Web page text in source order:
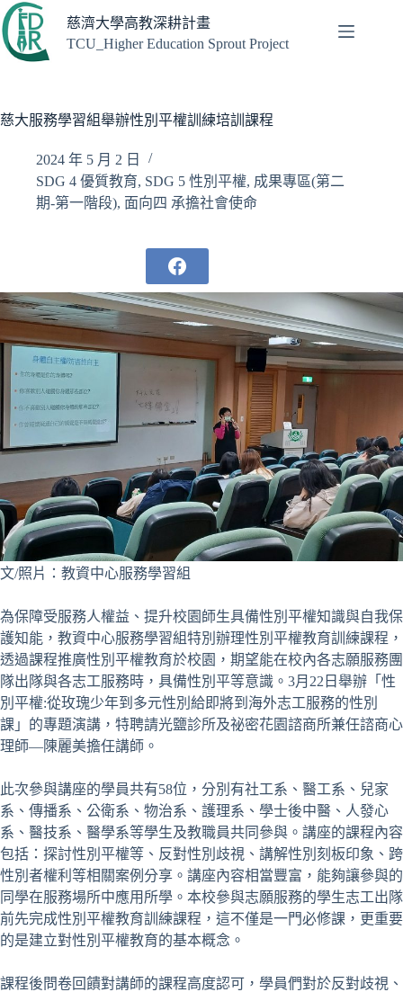
跳
至
主
容
慈濟大學高教深耕計畫
TCU_Higher Education Sprout Project
慈大服務學習組舉辦性別平權訓練培訓課程
2024 年 5 月 2 日
SDG 4 優質教育, SDG 5 性別平權, 成果專區(第二
期-第一階段), 面向四 承擔社會使命
文/照片：教資中心服務學習組
為保障受服務人權益、提升校園師生具備性別平權知識與自我保
護知能，教資中心服務學習組特別辦理性別平權教育訓練課程，
透過課程推廣性別平權教育於校園，期望能在校內各志願服務團
隊出隊與各志工服務時，具備性別平等意識。3月22日舉辦「性
別平權:從玫瑰少年到多元性別給即將到海外志工服務的性別
課」的專題演講，特聘請光鹽診所及祕密花園諮商所兼任諮商心
理師—陳麗美擔任講師。
此次參與講座的學員共有58位，分別有社工系、醫工系、兒家
系、傳播系、公衛系、物治系、護理系、學士後中醫、人發心
系、醫技系、醫學系等學生及教職員共同參與。講座的課程內容
包括：探討性別平權等、反對性別歧視、講解性別刻板印象、跨
性別者權利等相關案例分享。講座內容相當豐富，能夠讓參與的
同學在服務場所中應用所學。本校參與志願服務的學生志工出隊
前先完成性別平權教育訓練課程，這不僅是一門必修課，更重要
的是建立對性別平權教育的基本概念。
課程後問卷回饋對講師的課程高度認可，學員們對於反對歧視、